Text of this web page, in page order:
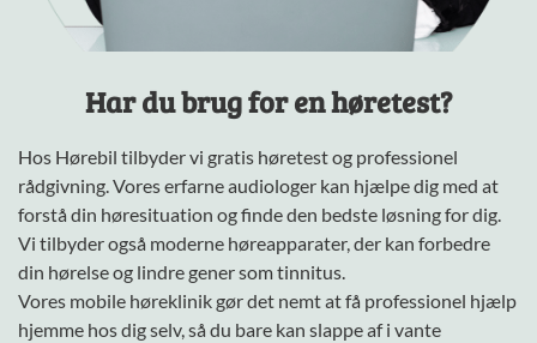
Har du brug for en høretest?
Hos Hørebil tilbyder vi gratis høretest og professionel
rådgivning. Vores erfarne audiologer kan hjælpe dig med at
forstå din høresituation og finde den bedste løsning for dig.
Vi tilbyder også moderne høreapparater, der kan forbedre
din hørelse og lindre gener som tinnitus.
Vores mobile høreklinik gør det nemt at få professionel hjælp
hjemme hos dig selv, så du bare kan slappe af i vante